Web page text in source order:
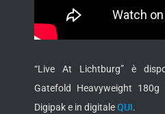
“Live At Lichtburg” è
Gatefold Heavyweight
Digipak e in digitaleQUI.